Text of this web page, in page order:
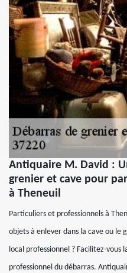
Antiquaire M. David :
grenier et cave pour
à Theneuil
Particuliers et professionnels à
objets à enlever dans la cave ou
local professionnel ? Facilitez-vous
professionnel du débarras.